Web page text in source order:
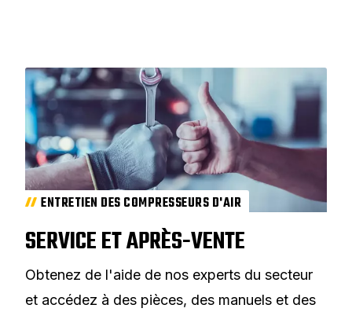
ENTRETIEN DES COMPRESSEURS D'AIR
SERVICE ET APRÈS-VENTE
Obtenez de l'aide de nos experts du secteur
et accédez à des pièces, des manuels et des